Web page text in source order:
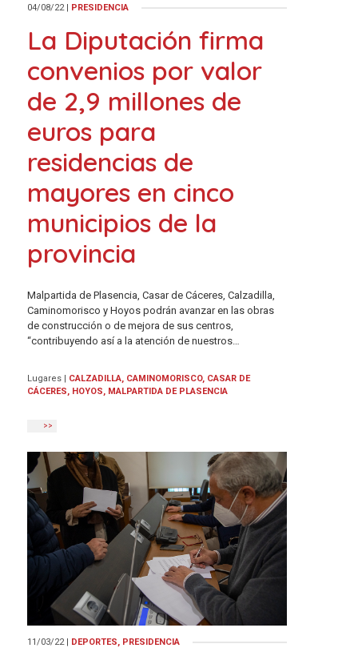
04/08/22 | PRESIDENCIA
La Diputación firma
convenios por valor
de 2,9 millones de
euros para
residencias de
mayores en cinco
municipios de la
provincia
Malpartida de Plasencia, Casar de Cáceres, Calzadilla,
Caminomorisco y Hoyos podrán avanzar en las obras
de construcción o de mejora de sus centros,
“contribuyendo así a la atención de nuestros…
Lugares
CALZADILLA, CAMINOMORISCO, CASAR DE
CÁCERES, HOYOS, MALPARTIDA DE PLASENCIA
>>
11/03/22 DEPORTES, PRESIDENCIA